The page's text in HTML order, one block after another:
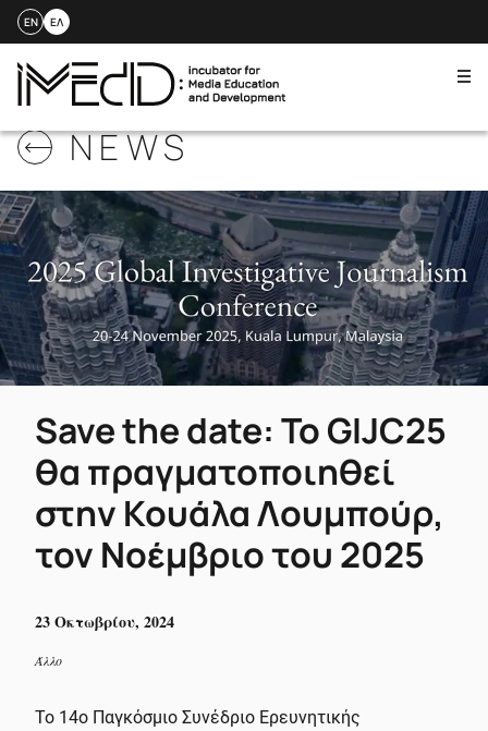
to
content
EN ΕΛ
NEWS
Save the date: Το GIJC25
θα πραγματοποιηθεί
στην Κουάλα Λουμπούρ,
τον Νοέμβριο του 2025
23 Οκτωβρίου, 2024
Άλλο
Το 14ο Παγκόσμιο Συνέδριο Ερευνητικής